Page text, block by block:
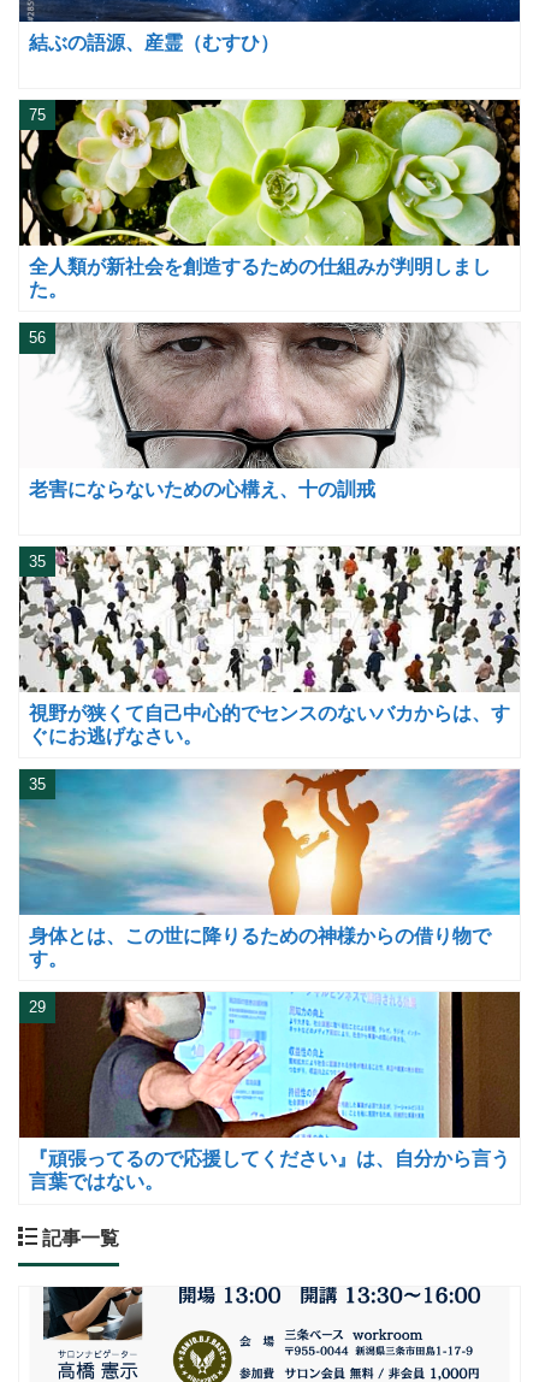
結ぶの語源、産霊（むすひ）
全人類が新社会を創造するための仕組みが判明しまし
た。
75
老害にならないための心構え、十の訓戒
56
視野が狭くて自己中心的でセンスのないバカからは、す
ぐにお逃げなさい。
35
身体とは、この世に降りるための神様からの借り物で
す。
35
『頑張ってるので応援してください』は、自分から言う
言葉ではない。
29
記事一覧